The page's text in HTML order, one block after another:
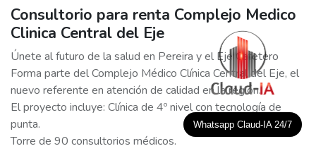
Consultorio para renta Complejo Medico
Clinica Central del Eje
Únete al futuro de la salud en Pereira y el Eje Cafetero
Forma parte del Complejo Médico Clínica Central del Eje, el
nuevo referente en atención de calidad en la región.
El proyecto incluye: Clínica de 4º nivel con tecnología de
punta.
Torre de 90 consultorios médicos.
Whatsapp Claud-IA 24/7